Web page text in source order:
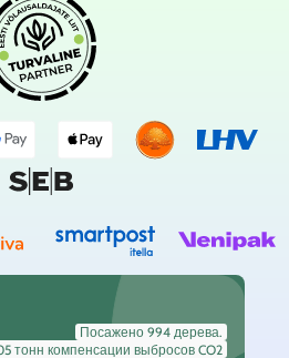
Посажено 994 дерева.
тонн компенсации выбросов CO2